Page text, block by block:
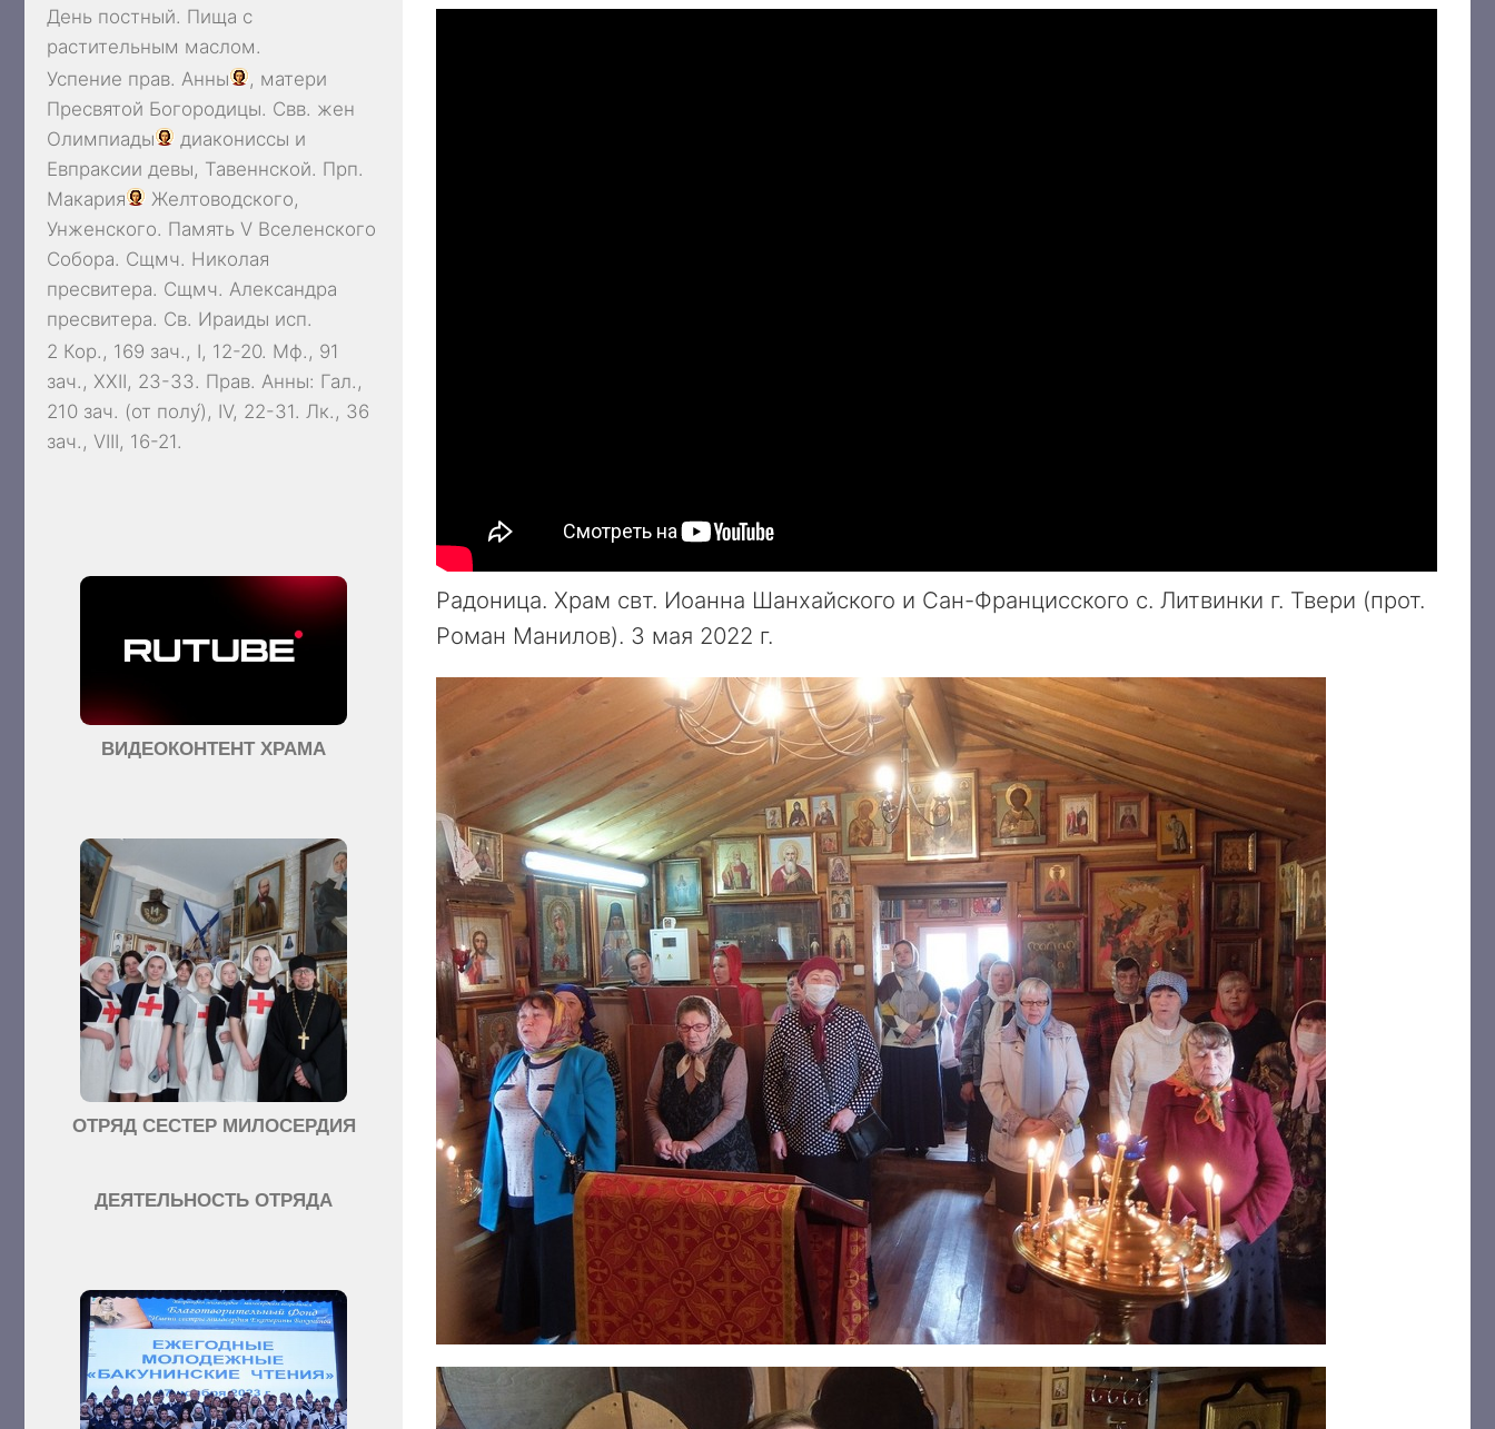
Радоница. Храм свт. Иоанна Шанхайского и Сан-Францисского с. Литвинки г. Твери (прот.
Роман Манилов). 3 мая 2022 г.
День постный. Пища с
растительным маслом.
Успение прав. Анны
, матери
Пресвятой Богородицы. Свв. жен
Олимпиады
диакониссы и
Евпраксии девы, Тавеннской. Прп.
Макария
Желтоводского,
Унженского. Память V Вселенского
Собора. Сщмч. Николая
пресвитера. Сщмч. Александра
пресвитера. Св. Ираиды исп.
2 Кор., 169 зач., I, 12-20. Мф., 91
зач., XXII, 23-33. Прав. Анны: Гал.,
210 зач. (от полу́), IV, 22-31. Лк., 36
зач., VIII, 16-21.
ВИДЕОКОНТЕНТ ХРАМА
ОТРЯД СЕСТЕР МИЛОСЕРДИЯ
ДЕЯТЕЛЬНОСТЬ ОТРЯДА